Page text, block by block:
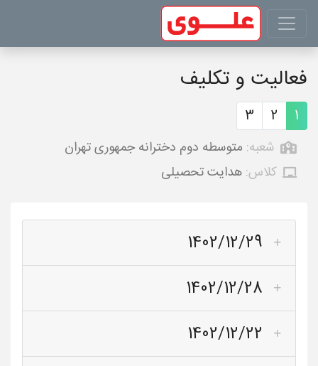
فعالیت و تکلیف
1
2
3
شعبه: متوسطه دوم دخترانه جمهوری تهران
کلاس: هدایت تحصیلی
1402/12/29
1402/12/28
1402/12/22